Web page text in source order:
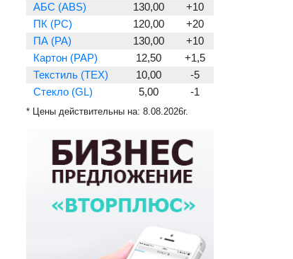
АБС (ABS)
130,00
+10
ПК (PC)
120,00
+20
ПА (PA)
130,00
+10
Картон (PAP)
12,50
+1,5
Текстиль (TEX)
10,00
-5
Стекло (GL)
5,00 -1
* Цены действительны на: 8.08.2026г.